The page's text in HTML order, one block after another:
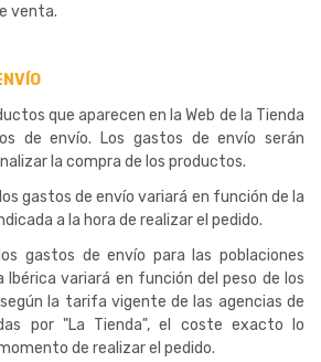
venta.
que aparecen en la Web de la Tienda
de envío. Los gastos de envío serán
la compra de los productos.
gastos de envío variará en función de la
a la hora de realizar el pedido.
gastos de envío para las poblaciones
Ibérica variará en función del peso de los
la tarifa vigente de las agencias de
por "La Tienda", el coste exacto lo
de realizar el pedido.